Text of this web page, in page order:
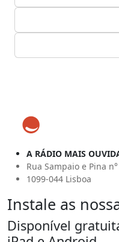
A RÁDIO MAIS
Rua Sampaio e Pina
1099-044 Lisboa
Instale as
Disponível